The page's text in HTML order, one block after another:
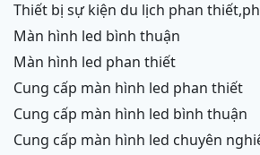
thiết bị sự kiện du lịch phan thiết,phan thiết,phang
rang,ninh chữ,vĩnh hy,cam ranh
màn hình led bình thuận
màn hình led phan thiết
cung cấp màn hình led phan thiết
cung cấp màn hình led bình thuận
cung cấp màn hình led chuyên